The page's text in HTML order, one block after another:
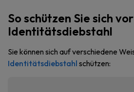
So schützen Sie sich
Identitätsdiebstahl
Sie können sich auf verschiedene
Identitätsdiebstahl schützen: